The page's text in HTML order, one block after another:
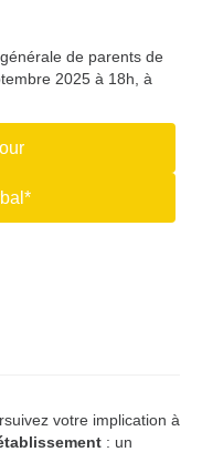
générale de parents de
2025 à 18h, à
votre implication à
: un